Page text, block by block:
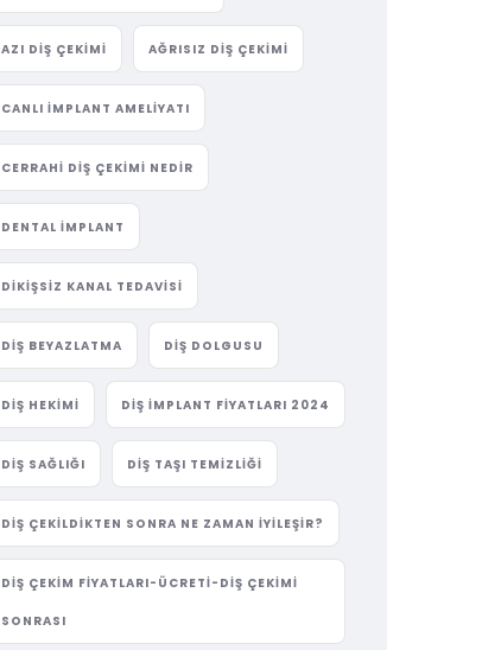
AZI DIŞ ÇEKIMI AĞRISIZ DIŞ ÇEKIMI
CANLI IMPLANT AMELIYATI
CERRAHI DIŞ ÇEKIMI NEDIR
DENTAL IMPLANT
DIKIŞSIZ KANAL TEDAVISI
DIŞ BEYAZLATMA DIŞ DOLGUSU
DIŞ HEKIMI DIŞ IMPLANT FIYATLARI 2024
DIŞ SAĞLIĞI DIŞ TAŞI TEMIZLIĞI
DIŞ ÇEKILDIKTEN SONRA NE ZAMAN İYILEŞIR?
DIŞ ÇEKIM FIYATLARI-ÜCRETI-DIŞ ÇEKIMI
SONRASI